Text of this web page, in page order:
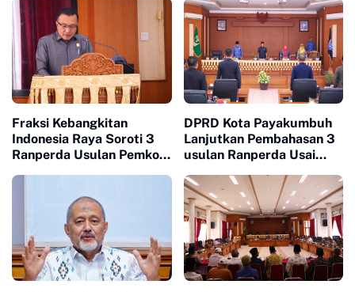
Fraksi Kebangkitan
Indonesia Raya Soroti 3
Ranperda Usulan Pemko
DPRD Kota Payakumbuh
Lanjutkan Pembahasan 3
usulan Ranperda Usai
Walikota Atas Pandangan
Fraksi fraksi